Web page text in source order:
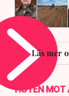
Läs mer
HOTEN MOT